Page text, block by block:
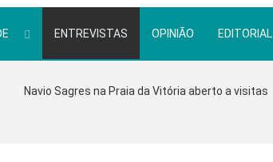
ENTREVISTAS OPINIÃO EDITORIAL
Navio Sagres na Praia da Vitória aberto a visitas